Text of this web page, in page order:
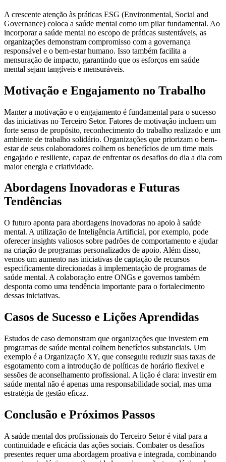
A crescente atenção às práticas ESG (Environmental, Social and
Governance) coloca a saúde mental como um pilar fundamental. Ao
incorporar a saúde mental no escopo de práticas sustentáveis, as
organizações demonstram compromisso com a governança
responsável e o bem-estar humano. Isso também facilita a
mensuração de impacto, garantindo que os esforços em saúde
mental sejam tangíveis e mensuráveis.
Motivação e Engajamento no Trabalho
Manter a motivação e o engajamento é fundamental para o sucesso
das iniciativas no Terceiro Setor. Fatores de motivação incluem um
forte senso de propósito, reconhecimento do trabalho realizado e um
ambiente de trabalho solidário. Organizações que priorizam o bem-
estar de seus colaboradores colhem os benefícios de um time mais
engajado e resiliente, capaz de enfrentar os desafios do dia a dia com
maior energia e criatividade.
Abordagens Inovadoras e Futuras
Tendências
O futuro aponta para abordagens inovadoras no apoio à saúde
mental. A utilização de Inteligência Artificial, por exemplo, pode
oferecer insights valiosos sobre padrões de comportamento e ajudar
na criação de programas personalizados de apoio. Além disso,
vemos um aumento nas iniciativas de captação de recursos
especificamente direcionadas à implementação de programas de
saúde mental. A colaboração entre ONGs e governos também
desponta como uma tendência importante para o fortalecimento
dessas iniciativas.
Casos de Sucesso e Lições Aprendidas
Estudos de caso demonstram que organizações que investem em
programas de saúde mental colhem benefícios substanciais. Um
exemplo é a Organização XY, que conseguiu reduzir suas taxas de
esgotamento com a introdução de políticas de horário flexível e
sessões de aconselhamento profissional. A lição é clara: investir em
saúde mental não é apenas uma responsabilidade social, mas uma
estratégia de gestão eficaz.
Conclusão e Próximos Passos
A saúde mental dos profissionais do Terceiro Setor é vital para a
continuidade e eficácia das ações sociais. Combater os desafios
presentes requer uma abordagem proativa e integrada, combinando